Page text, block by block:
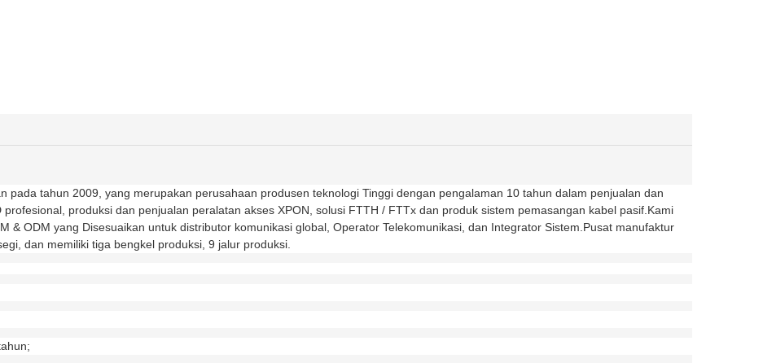
pada tahun 2009, yang merupakan perusahaan produsen teknologi Tinggi dengan pengalaman 10 tahun dalam penjualan dan
produksi dan penjualan peralatan akses XPON, solusi FTTH / FTTx dan produk sistem pemasangan kabel pasif.Kami
& ODM yang Disesuaikan untuk distributor komunikasi global, Operator Telekomunikasi, dan Integrator Sistem.Pusat manufaktur
dan memiliki tiga bengkel produksi, 9 jalur produksi.